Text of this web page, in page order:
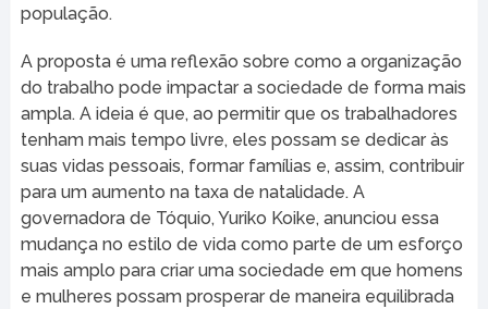
população.
A proposta é uma reflexão sobre como a organização
do trabalho pode impactar a sociedade de forma mais
ampla. A ideia é que, ao permitir que os trabalhadores
tenham mais tempo livre, eles possam se dedicar às
suas vidas pessoais, formar famílias e, assim, contribuir
para um aumento na taxa de natalidade. A
governadora de Tóquio, Yuriko Koike, anunciou essa
mudança no estilo de vida como parte de um esforço
mais amplo para criar uma sociedade em que homens
e mulheres possam prosperar de maneira equilibrada